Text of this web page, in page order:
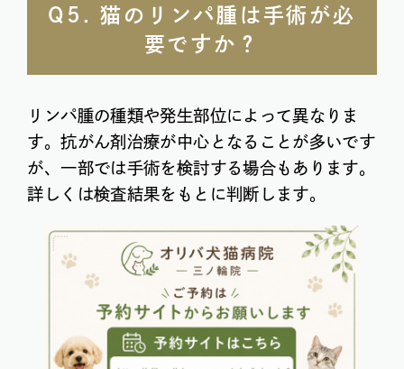
Q5. 猫のリンパ腫は手術が必
要ですか？
リンパ腫の種類や発生部位によって異なりま
す。抗がん剤治療が中心となることが多いです
が、一部では手術を検討する場合もあります。
詳しくは検査結果をもとに判断します。